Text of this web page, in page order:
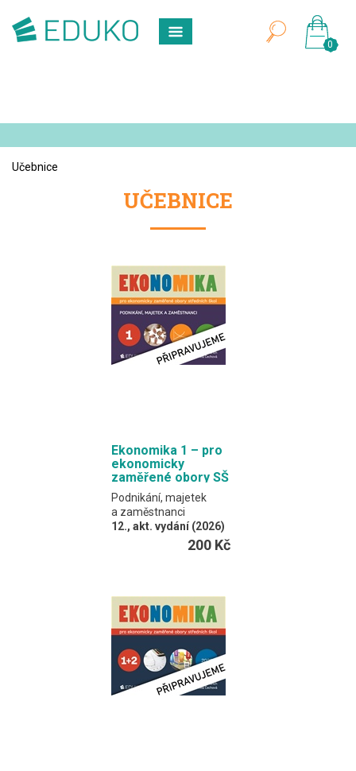
0
Učebnice
UČEBNICE
Ekonomika 1 – pro
ekonomicky
zaměřené obory SŠ
Podnikání, majetek
a zaměstnanci
12., akt. vydání (2026)
procvičovací úlohy.
Formát EDUKO PC / 192
stran
200 Kč